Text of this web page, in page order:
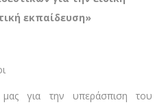
εκπαίδευση»
για την υπεράσπιση του